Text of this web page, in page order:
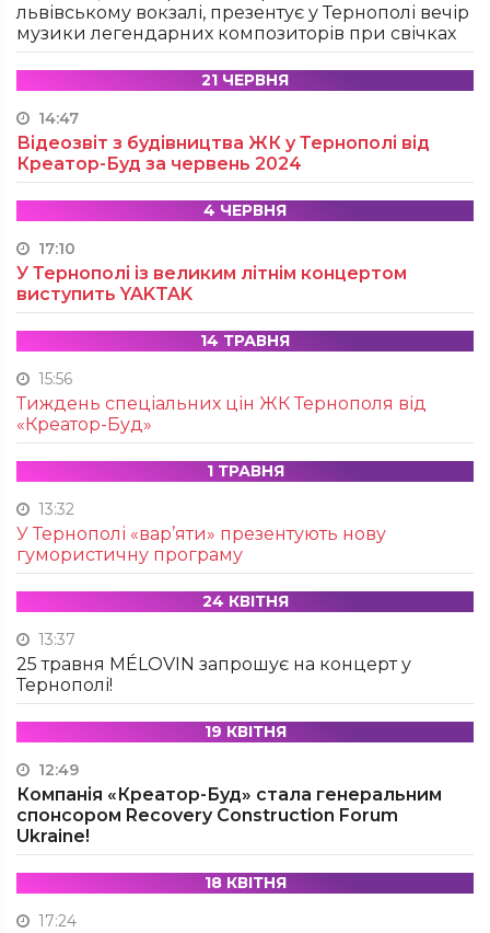
львівському вокзалі, презентує у Тернополі вечір
музики легендарних композиторів при свічках
21 ЧЕРВНЯ
14:47
Відеозвіт з будівництва ЖК у Тернополі від
Креатор-Буд за червень 2024
4 ЧЕРВНЯ
17:10
У Тернополі із великим літнім концертом
виступить YAKTAK
14 ТРАВНЯ
15:56
Тиждень спеціальних цін ЖК Тернополя від
«Креатор-Буд»
1 ТРАВНЯ
13:32
У Тернополі «вар’яти» презентують нову
гумористичну програму
24 КВІТНЯ
13:37
25 травня MÉLOVIN запрошує на концерт у
Тернополі!
19 КВІТНЯ
12:49
Компанія «Креатор-Буд» стала генеральним
спонсором Recovery Construction Forum
Ukraine!
18 КВІТНЯ
17:24